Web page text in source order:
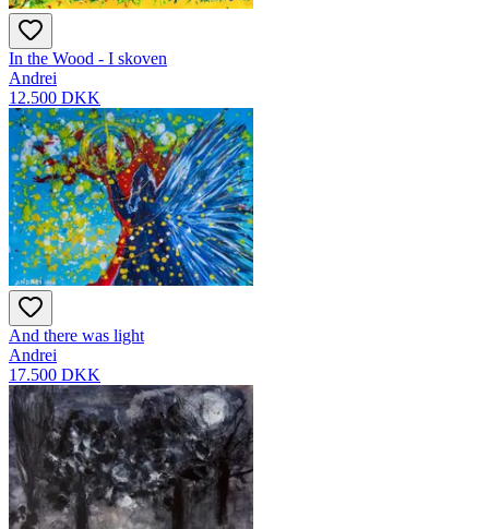
In the Wood - I skoven
Andrei
12.500 DKK
And there was light
Andrei
17.500 DKK